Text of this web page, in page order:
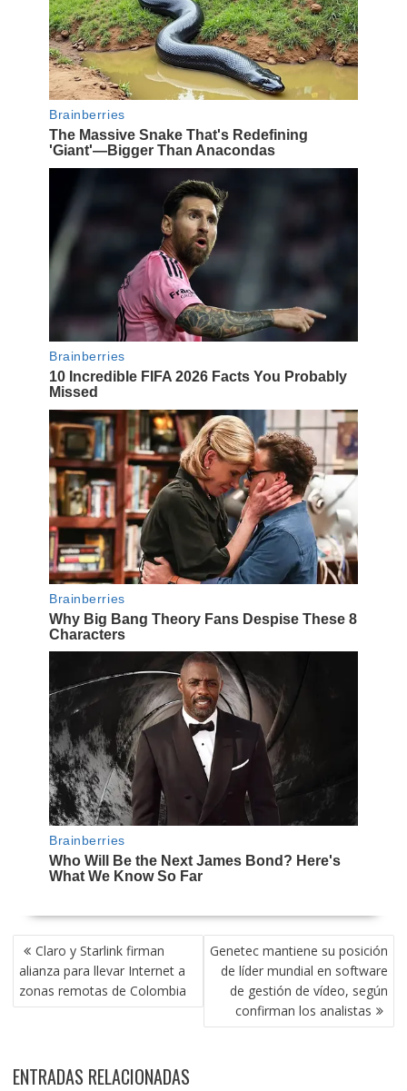
NAVEGACIÓN
DE
ENTRADAS
Claro y Starlink firman
alianza para llevar Internet a
zonas remotas de Colombia
Genetec mantiene su posición
de líder mundial en software
de gestión de vídeo, según
confirman los analistas
ENTRADAS RELACIONADAS